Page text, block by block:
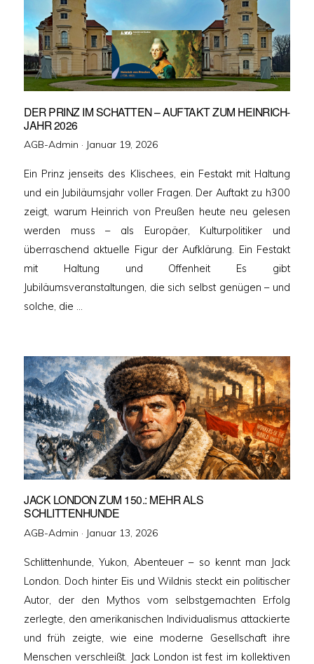
DER PRINZ IM SCHATTEN – AUFTAKT ZUM HEINRICH-
JAHR 2026
AGB-Admin · Veröffentlicht
Januar 19, 2026
Ein Prinz jenseits des Klischees, ein Festakt mit Haltung
und ein Jubiläumsjahr voller Fragen. Der Auftakt zu h300
zeigt, warum Heinrich von Preußen heute neu gelesen
werden muss – als Europäer, Kulturpolitiker und
überraschend aktuelle Figur der Aufklärung. Ein Festakt
mit Haltung und Offenheit Es gibt
Jubiläumsveranstaltungen, die sich selbst genügen – und
solche, die …
JACK LONDON ZUM 150.: MEHR ALS
SCHLITTENHUNDE
AGB-Admin · Veröffentlicht
Januar 13, 2026
Schlittenhunde, Yukon, Abenteuer – so kennt man Jack
London. Doch hinter Eis und Wildnis steckt ein politischer
Autor, der den Mythos vom selbstgemachten Erfolg
zerlegte, den amerikanischen Individualismus attackierte
und früh zeigte, wie eine moderne Gesellschaft ihre
Menschen verschleißt. Jack London ist fest im kollektiven